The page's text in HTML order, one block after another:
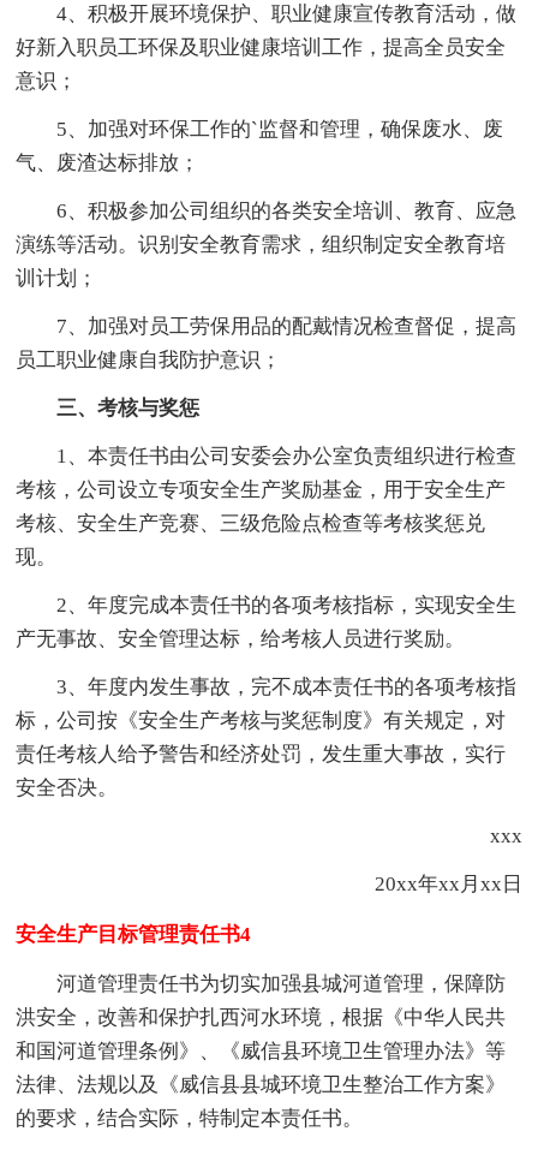
4、积极开展环境保护、职业健康宣传教育活动，做
好新入职员工环保及职业健康培训工作，提高全员安全
意识；
5、加强对环保工作的`监督和管理，确保废水、废
气、废渣达标排放；
6、积极参加公司组织的各类安全培训、教育、应急
演练等活动。识别安全教育需求，组织制定安全教育培
训计划；
7、加强对员工劳保用品的配戴情况检查督促，提高
员工职业健康自我防护意识；
三、考核与奖惩
1、本责任书由公司安委会办公室负责组织进行检查
考核，公司设立专项安全生产奖励基金，用于安全生产
考核、安全生产竞赛、三级危险点检查等考核奖惩兑
现。
2、年度完成本责任书的各项考核指标，实现安全生
产无事故、安全管理达标，给考核人员进行奖励。
3、年度内发生事故，完不成本责任书的各项考核指
标，公司按《安全生产考核与奖惩制度》有关规定，对
责任考核人给予警告和经济处罚，发生重大事故，实行
安全否决。
xxx
20xx年xx月xx日
安全生产目标管理责任书4
河道管理责任书为切实加强县城河道管理，保障防
洪安全，改善和保护扎西河水环境，根据《中华人民共
和国河道管理条例》、《威信县环境卫生管理办法》等
法律、法规以及《威信县县城环境卫生整治工作方案》
的要求，结合实际，特制定本责任书。